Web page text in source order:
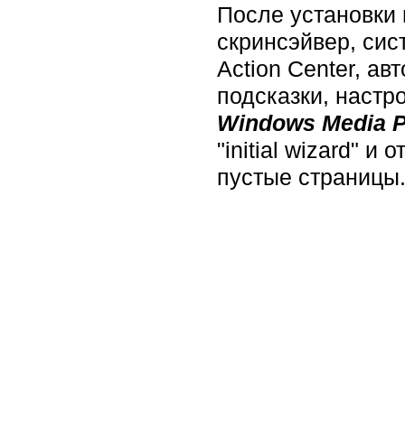
После
скринсэйвер,
Action Center,
подсказки,
Windows Media
"initial wizard" и
пустые страницы.